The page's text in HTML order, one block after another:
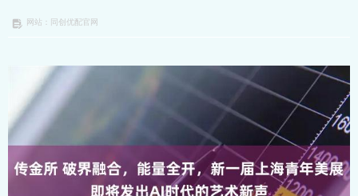
网站：同创优配官网